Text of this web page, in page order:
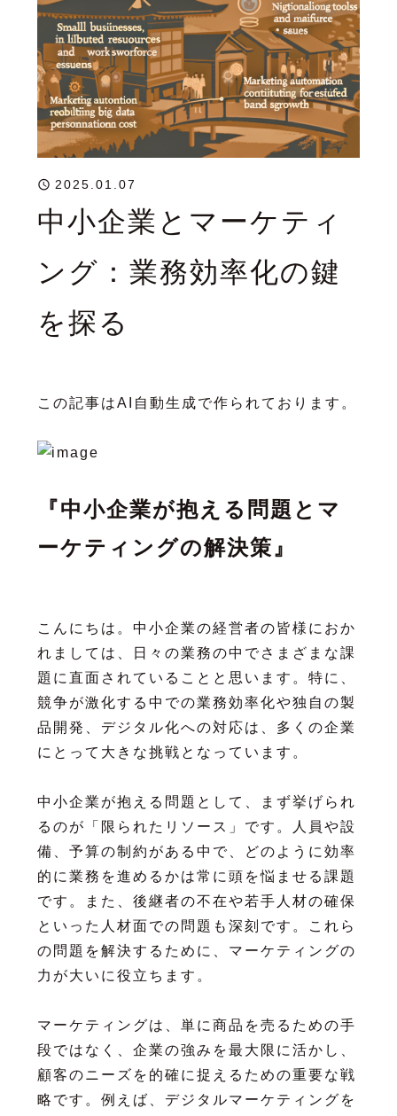
2025.01.07
中小企業とマーケティ
ング：業務効率化の鍵
を探る
この記事はAI自動生成で作られております。
『中小企業が抱える問題とマ
ーケティングの解決策』
こんにちは。中小企業の経営者の皆様におか
れましては、日々の業務の中でさまざまな課
題に直面されていることと思います。特に、
競争が激化する中での業務効率化や独自の製
品開発、デジタル化への対応は、多くの企業
にとって大きな挑戦となっています。
中小企業が抱える問題として、まず挙げられ
るのが「限られたリソース」です。人員や設
備、予算の制約がある中で、どのように効率
的に業務を進めるかは常に頭を悩ませる課題
です。また、後継者の不在や若手人材の確保
といった人材面での問題も深刻です。これら
の問題を解決するために、マーケティングの
力が大いに役立ちます。
マーケティングは、単に商品を売るための手
段ではなく、企業の強みを最大限に活かし、
顧客のニーズを的確に捉えるための重要な戦
略です。例えば、デジタルマーケティングを